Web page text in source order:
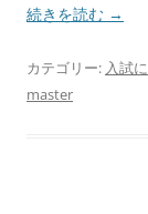
続きを読む →
カテゴリー: 入試
master